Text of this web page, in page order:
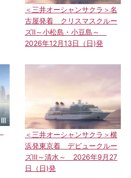
＜三井オーシャンサクラ＞名
古屋発着 クリスマスクルー
ズⅡ～小松島・小豆島～
2026年12月13日（日)発
＜三井オーシャンサクラ＞横
浜発東京着 デビュークルー
ズⅢ～清水～ 2026年9月27
日（日)発